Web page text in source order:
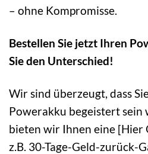
– ohne Kompromisse.
Bestellen Sie jetzt Ihren
Sie den Unterschied!
Wir sind überzeugt, dass
Powerakku begeistert sein
bieten wir Ihnen eine [Hier
z.B. 30-Tage-Geld-zurück-